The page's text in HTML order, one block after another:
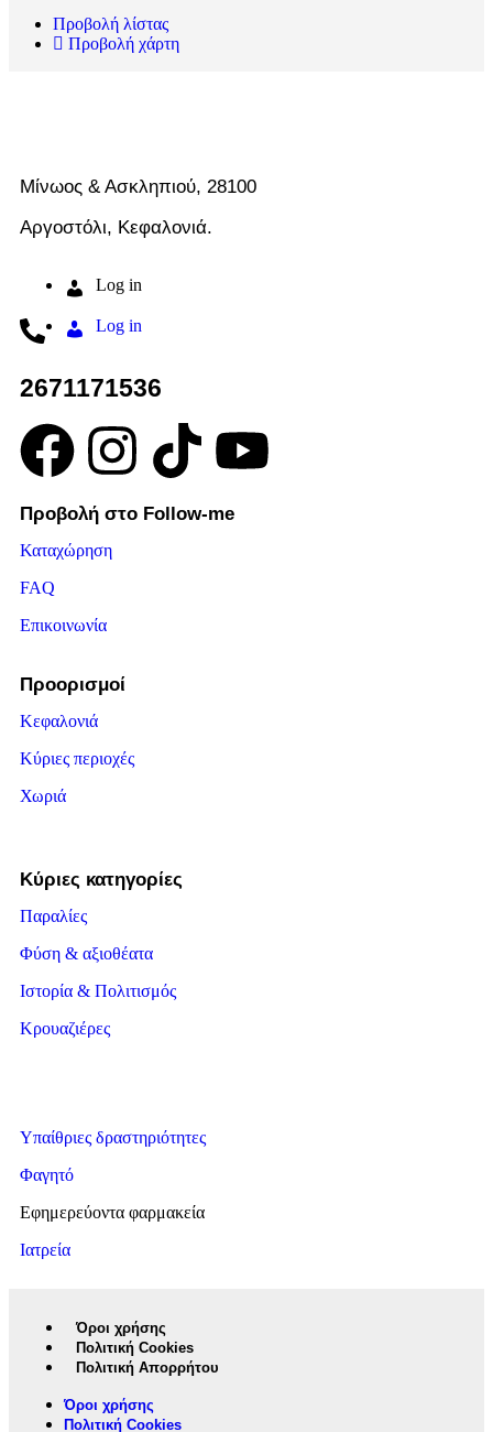
Προβολή λίστας
Προβολή χάρτη
Μίνωος & Ασκληπιού, 28100
Αργοστόλι, Κεφαλονιά.
Log in
Log in
2671171536
Προβολή στο Follow-me
Καταχώρηση
FAQ
Επικοινωνία
Προορισμοί
Κεφαλονιά
Κύριες περιοχές
Χωριά
Κύριες κατηγορίες
Παραλίες
Φύση & αξιοθέατα
Ιστορία & Πολιτισμός
Κρουαζιέρες
Υπαίθριες δραστηριότητες
Φαγητό
Εφημερεύοντα φαρμακεία
Ιατρεία
Όροι χρήσης
Πολιτική Cookies
Πολιτική Απορρήτου
Όροι χρήσης
Πολιτική Cookies